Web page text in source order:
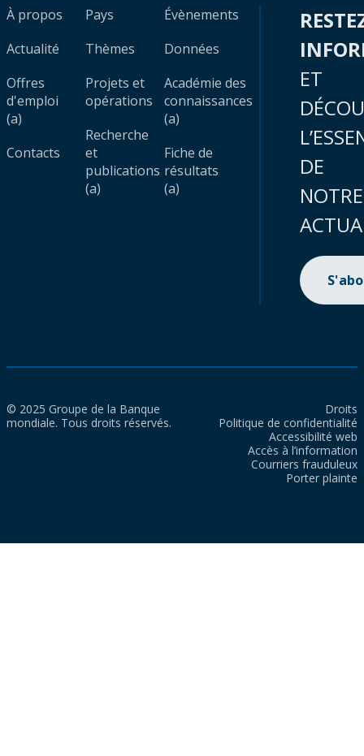
À propos
Actualité
Offres
d'emploi
(a)
Contacts
Pays
Thèmes
Projets et
opérations
Recherche
et
publications
(a)
Évènements
Données
Académie des
connaissances
(a)
Fiche de
résultats
(a)
ET
DE
NOTRE
© 2025 Groupe de la Banque
mondiale. Tous droits réservés.
Droits
Politique de confidentialité
Accessibilité web
Accès à l’information
Courriers frauduleux
Porter plainte